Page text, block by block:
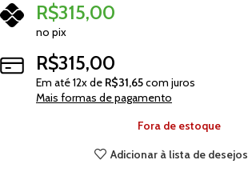
R$315,00
no pix
R$315,00
Em até12x de R$31,65com juros
Mais formas de pagamento
Fora de estoque
Adicionar à lista de desejos